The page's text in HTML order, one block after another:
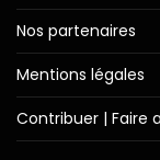
Nos partenaires
Mentions légales
Contribuer | Faire